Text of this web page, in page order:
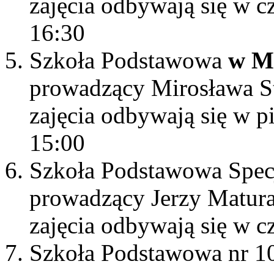
zajęcia odbywają się w
16:30
Szkoła Podstawowa w
prowadzący Mirosława
zajęcia odbywają się w
15:00
Szkoła Podstawowa
prowadzący Jerzy
zajęcia odbywają się w
Szkoła Podstawowa nr